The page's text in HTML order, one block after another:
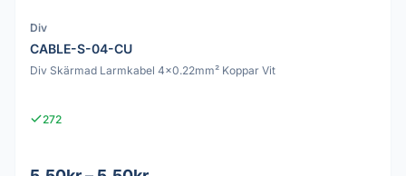
Div
CABLE-S-04-CU
Div Skärmad Larmkabel 4x0.22mm² Koppar Vit
272